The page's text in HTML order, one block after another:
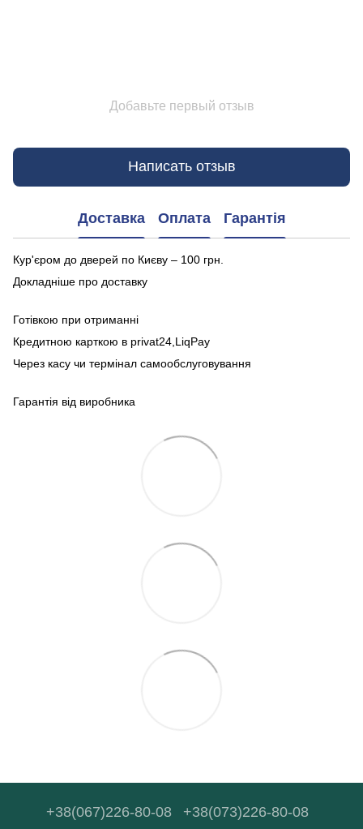
Добавьте первый отзыв
Написать отзыв
Доставка Оплата Гарантія
Кур'єром до дверей по Києву – 100 грн.
Докладніше про доставку
Готівкою при отриманні
Кредитною карткою в privat24,LiqPay
Через касу чи термінал самообслуговування
Гарантія від виробника
+38(067)226-80-08 +38(073)226-80-08